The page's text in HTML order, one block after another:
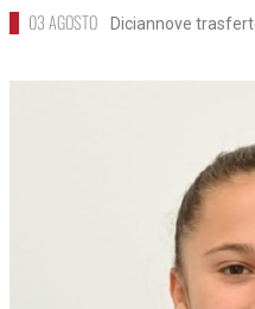
03 AGOSTO Diciannove